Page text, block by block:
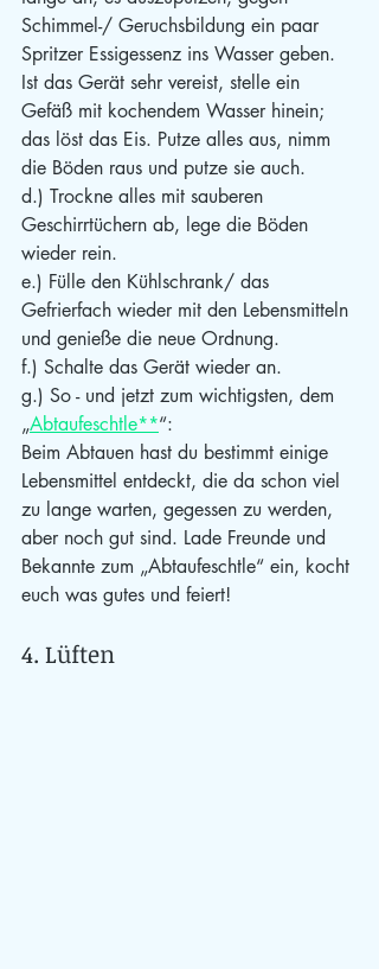
Schimmel-/ Geruchsbildung ein paar
Spritzer Essigessenz ins Wasser geben.
Ist das Gerät sehr vereist, stelle ein
Gefäß mit kochendem Wasser hinein;
das löst das Eis. Putze alles aus, nimm
die Böden raus und putze sie auch.
d.) Trockne alles mit sauberen
Geschirrtüchern ab, lege die Böden
wieder rein.
e.) Fülle den Kühlschrank/ das
Gefrierfach wieder mit den Lebensmitteln
und genieße die neue Ordnung.
f.) Schalte das Gerät wieder an.
g.) So - und jetzt zum wichtigsten, dem
„Abtaufeschtle**“:
Beim Abtauen hast du bestimmt einige
Lebensmittel entdeckt, die da schon viel
zu lange warten, gegessen zu werden,
aber noch gut sind. Lade Freunde und
Bekannte zum „Abtaufeschtle“ ein, kocht
euch was gutes und feiert!
4. Lüften